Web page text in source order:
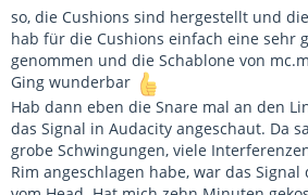
so, die Cushions sind hergestellt und
hab für die Cushions einfach eine sehr
genommen und die Schablone von
Ging wunderbar
Hab dann eben die Snare mal an den
das Signal in Audacity angeschaut. Da
grobe Schwingungen, viele
Rim angeschlagen habe, war das